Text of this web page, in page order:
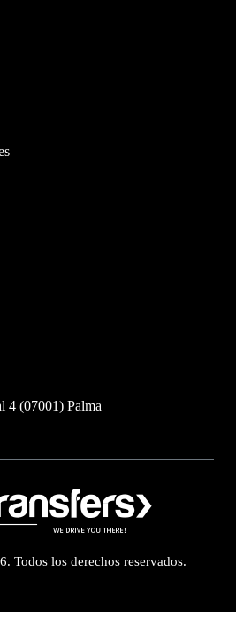
4 (07001) Palma
Todos los derechos reservados.